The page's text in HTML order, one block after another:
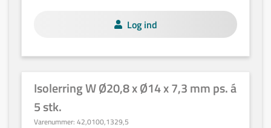
Log ind
Isolerring W Ø20,8 x Ø14 x 7,3 mm ps. á
5 stk.
Varenummer: 42,0100,1329,5